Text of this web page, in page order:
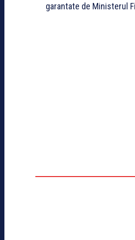
garantate de Ministerul